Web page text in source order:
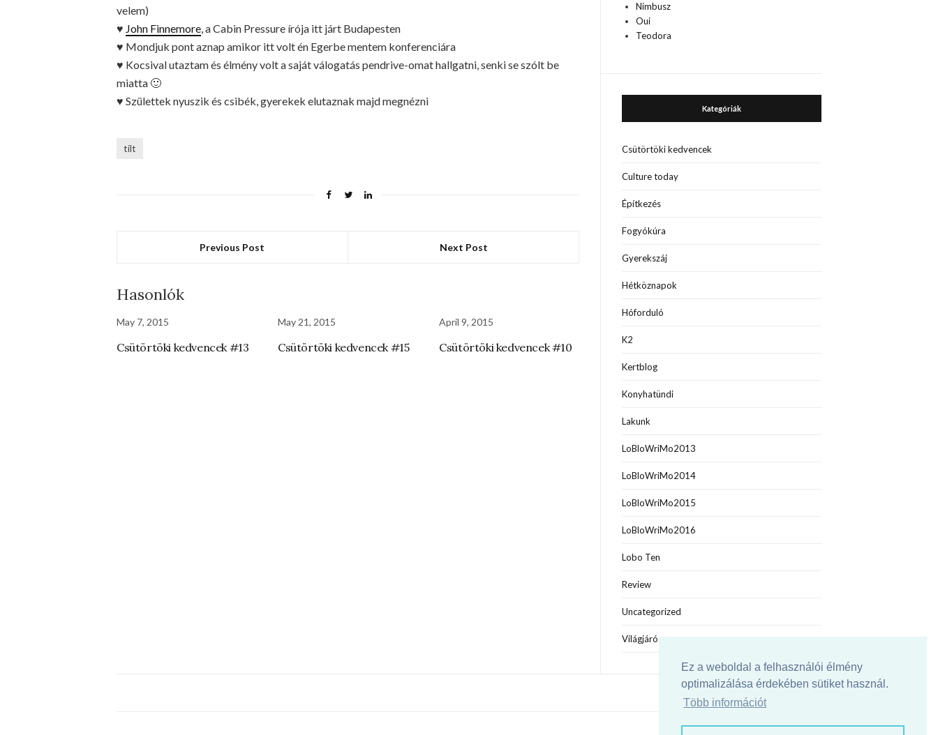
Ez a weboldal a felhasználói élmény
optimalizálása érdekében sütiket használ.
Több információt
velem)
♥ John Finnemore, a Cabin Pressure írója itt járt Budapesten
♥ Mondjuk pont aznap amikor itt volt én Egerbe mentem konferenciára
♥ Kocsival utaztam és élmény volt a saját válogatás pendrive-omat hallgatni, senki se szólt be
miatta 🙂
♥ Születtek nyuszik és csibék, gyerekek elutaznak majd megnézni
tilt
Previous Post Next Post
Hasonlók
May 7, 2015
Csütörtöki kedvencek #13
May 21, 2015
Csütörtöki kedvencek #15
April 9, 2015
Csütörtöki kedvencek #10
Nimbusz
Oui
Teodora
Kategóriák
Csütörtöki kedvencek
Culture today
Építkezés
Fogyókúra
Gyerekszáj
Hétköznapok
Hóforduló
K2
Kertblog
Konyhatündi
Lakunk
LoBloWriMo2013
LoBloWriMo2014
LoBloWriMo2015
LoBloWriMo2016
Lobo Ten
Review
Uncategorized
Világjáró